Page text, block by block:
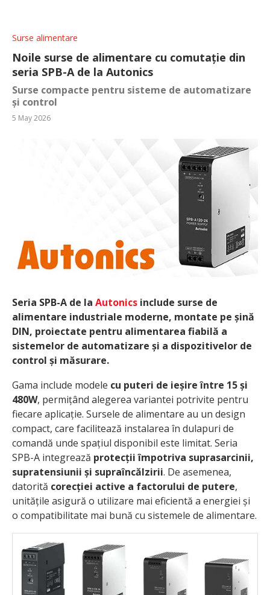
Surse alimentare
Noile surse de alimentare cu comutație din
seria SPB-A de la Autonics
Surse compacte pentru sisteme de automatizare
și control
5 May 2026
Seria SPB-A de la Autonics include surse de
alimentare industriale moderne, montate pe șină
DIN, proiectate pentru alimentarea fiabilă a
sistemelor de automatizare și a dispozitivelor de
control și măsurare.
Gama include modele cu puteri de ieșire între 15 și
480W, permițând alegerea variantei potrivite pentru
fiecare aplicație. Sursele de alimentare au un design
compact, care facilitează instalarea în dulapuri de
comandă unde spațiul disponibil este limitat. Seria
SPB-A integrează protecții împotriva suprasarcinii,
supratensiunii și supraîncălzirii. De asemenea,
datorită corecției active a factorului de putere,
unitățile asigură o utilizare mai eficientă a energiei și
o compatibilitate mai bună cu sistemele de alimentare.